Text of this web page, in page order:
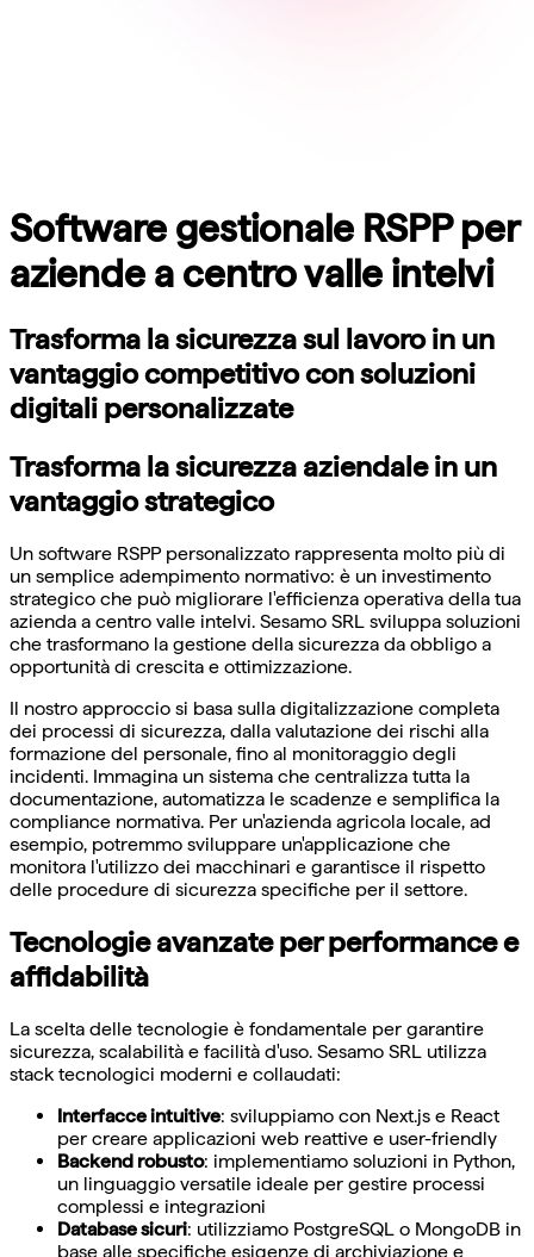
Software gestionale RSPP per
aziende a centro valle intelvi
Trasforma la sicurezza sul lavoro in un
vantaggio competitivo con soluzioni
digitali personalizzate
Trasforma la sicurezza aziendale in un
vantaggio strategico
Un software RSPP personalizzato rappresenta molto più di
un semplice adempimento normativo: è un investimento
strategico che può migliorare l'efficienza operativa della tua
azienda a centro valle intelvi. Sesamo SRL sviluppa soluzioni
che trasformano la gestione della sicurezza da obbligo a
opportunità di crescita e ottimizzazione.
Il nostro approccio si basa sulla digitalizzazione completa
dei processi di sicurezza, dalla valutazione dei rischi alla
formazione del personale, fino al monitoraggio degli
incidenti. Immagina un sistema che centralizza tutta la
documentazione, automatizza le scadenze e semplifica la
compliance normativa. Per un'azienda agricola locale, ad
esempio, potremmo sviluppare un'applicazione che
monitora l'utilizzo dei macchinari e garantisce il rispetto
delle procedure di sicurezza specifiche per il settore.
Tecnologie avanzate per performance e
affidabilità
La scelta delle tecnologie è fondamentale per garantire
sicurezza, scalabilità e facilità d'uso. Sesamo SRL utilizza
stack tecnologici moderni e collaudati:
Interfacce intuitive: sviluppiamo con Next.js e React
per creare applicazioni web reattive e user-friendly
Backend robusto: implementiamo soluzioni in Python,
un linguaggio versatile ideale per gestire processi
complessi e integrazioni
Database sicuri: utilizziamo PostgreSQL o MongoDB in
base alle specifiche esigenze di archiviazione e